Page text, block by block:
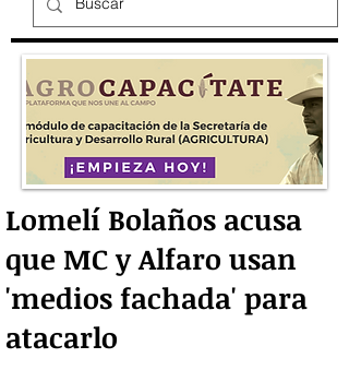
Lomelí Bolaños acusa
que MC y Alfaro usan
'medios fachada' para
atacarlo